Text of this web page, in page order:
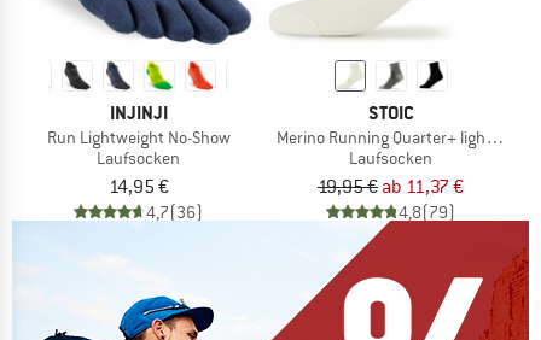
INJINJI
Run Lightweight No-Show
Laufsocken
14,95 €
4,7(36)
STOIC
Merino Running Quarter+ light socks
Laufsocken
19,95 € ab 11,37 €
4,8(79)